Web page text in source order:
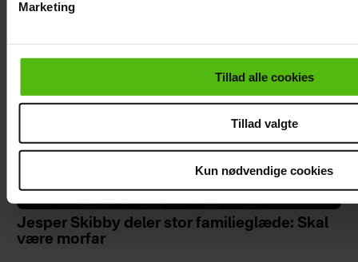
cookiepolitik.
Marketing
Tillad alle cookies
Tillad valgte
Kun nødvendige cookies
Jesper Skibby deler stor familieglæde: Skal
være morfar